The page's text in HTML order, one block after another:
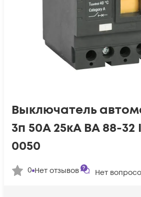
Выключатель
3п 50А 25кА ВА 88-32
0050
0 Нет отзывов Нет